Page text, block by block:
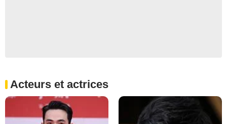
Acteurs et actrices